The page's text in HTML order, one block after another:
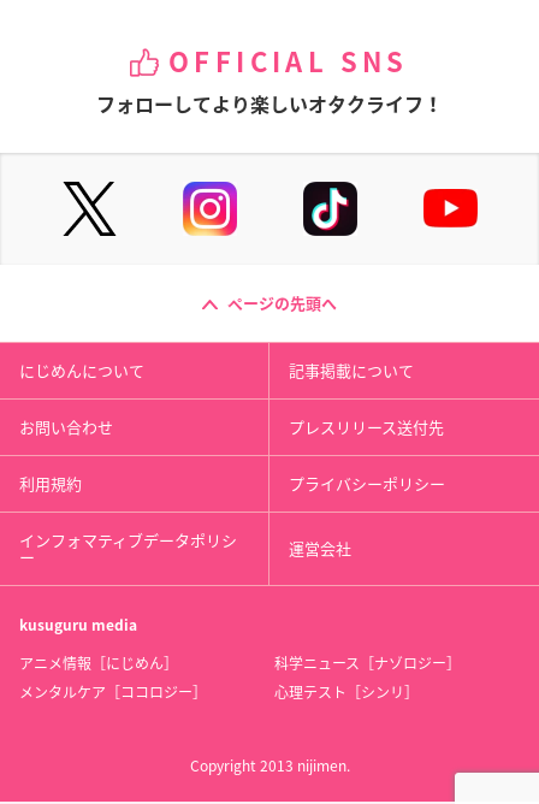
OFFICIAL SNS
フォローしてより楽しいオタクライフ！
ページの先頭へ
にじめんについて 記事掲載について
お問い合わせ プレスリリース送付先
利用規約 プライバシーポリシー
インフォマティブデータポリシ
ー 運営会社
kusuguru media
アニメ情報［にじめん］
科学ニュース［ナゾロジー］
メンタルケア［ココロジー］
心理テスト［シンリ］
Copyright 2013 nijimen.